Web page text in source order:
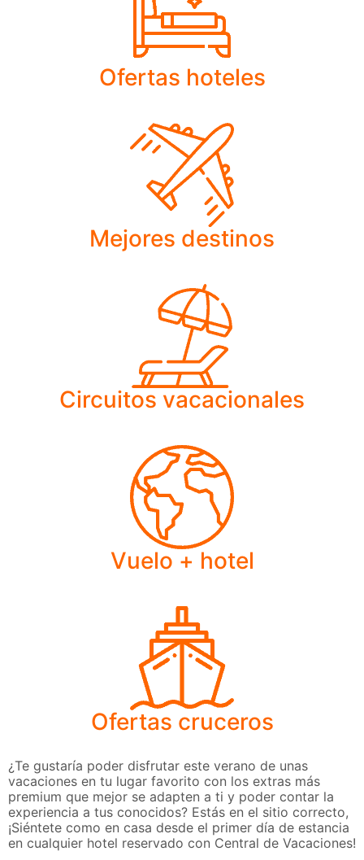
Ofertas hoteles
Mejores destinos
Circuitos vacacionales
Vuelo + hotel
Ofertas cruceros
¿Te gustaría poder disfrutar este verano de unas
vacaciones en tu lugar favorito con los extras más
premium que mejor se adapten a ti y poder contar la
experiencia a tus conocidos? Estás en el sitio correcto,
¡Siéntete como en casa desde el primer día de estancia
en cualquier hotel reservado con Central de Vacaciones!